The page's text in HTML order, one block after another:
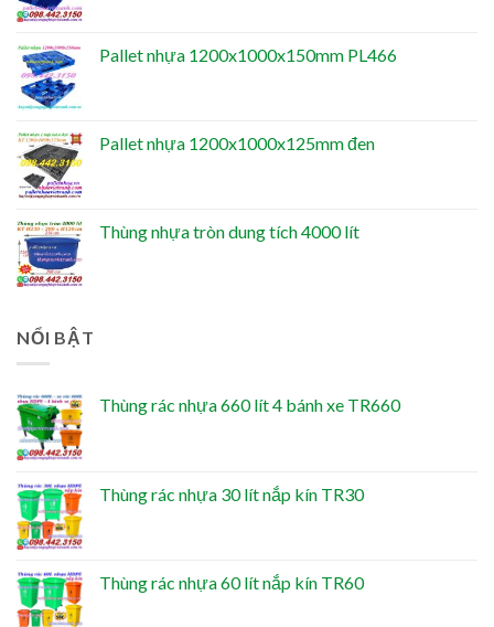
Pallet nhựa 1200x1000x150mm PL466
Pallet nhựa 1200x1000x125mm đen
Thùng nhựa tròn dung tích 4000 lít
NỔI BẬT
Thùng rác nhựa 660 lít 4 bánh xe TR660
Thùng rác nhựa 30 lít nắp kín TR30
Thùng rác nhựa 60 lít nắp kín TR60